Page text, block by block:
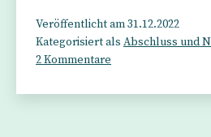
Veröffentlicht am31.12.2022
Kategorisiert als Abschluss und
2 Kommentare
den